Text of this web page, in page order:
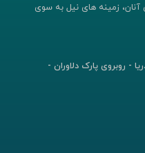
زمینه های نیل به سوی
- روبروی پارک دلاوران -